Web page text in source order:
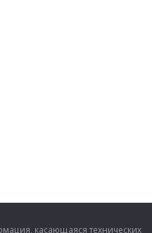
касающаяся технических